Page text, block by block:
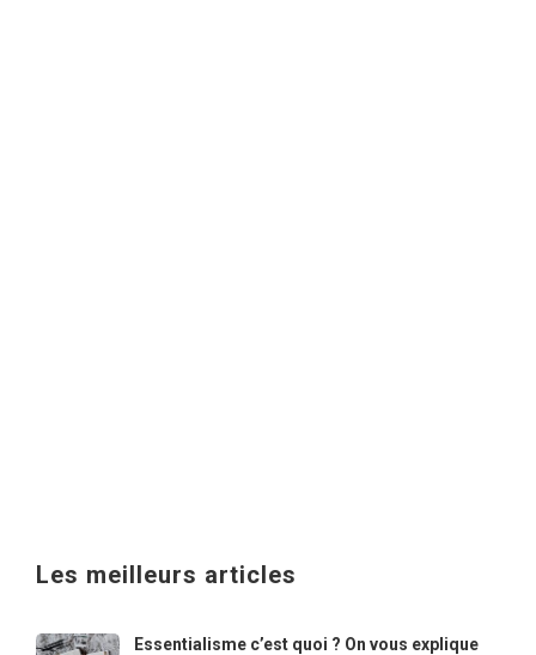
Les meilleurs articles
Essentialisme c’est quoi ? On vous explique